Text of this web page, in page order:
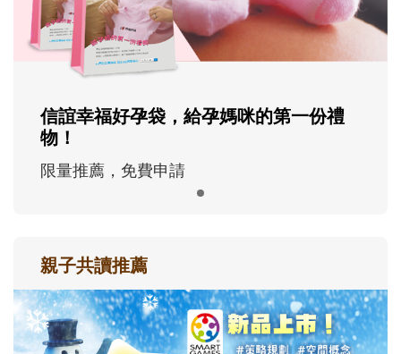
信誼幸福好孕袋，給孕媽咪的第一份禮
物！
限量推薦，免費申請
親子共讀推薦